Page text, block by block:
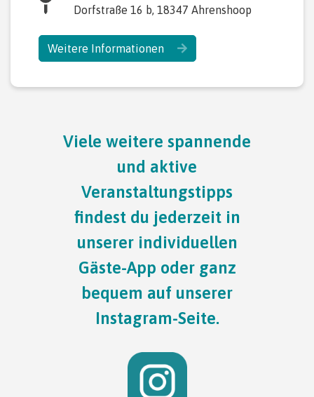
Dorfstraße 16 b, 18347 Ahrenshoop
Weitere Informationen
Viele weitere spannende
und aktive
Veranstaltungstipps
findest du jederzeit in
unserer individuellen
Gäste-App oder ganz
bequem auf unserer
Instagram-Seite.